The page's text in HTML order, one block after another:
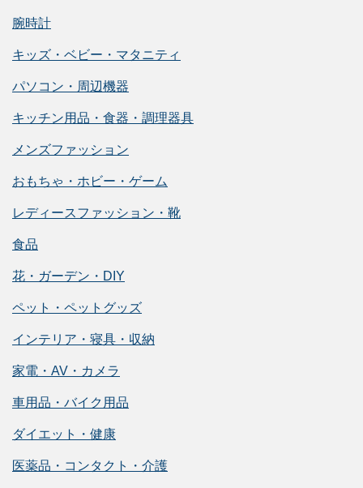
腕時計
キッズ・ベビー・マタニティ
パソコン・周辺機器
キッチン用品・食器・調理器具
メンズファッション
おもちゃ・ホビー・ゲーム
レディースファッション・靴
食品
花・ガーデン・DIY
ペット・ペットグッズ
インテリア・寝具・収納
家電・AV・カメラ
車用品・バイク用品
ダイエット・健康
医薬品・コンタクト・介護